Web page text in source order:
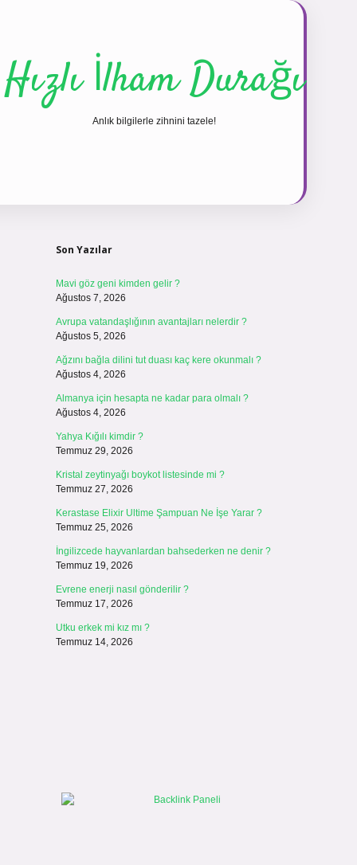
Hızlı İlham Durağı
Anlık bilgilerle zihnini tazele!
Son Yazılar
Mavi göz geni kimden gelir ?
Ağustos 7, 2026
Avrupa vatandaşlığının avantajları nelerdir ?
Ağustos 5, 2026
Ağzını bağla dilini tut duası kaç kere okunmalı ?
Ağustos 4, 2026
Almanya için hesapta ne kadar para olmalı ?
Ağustos 4, 2026
Yahya Kığılı kimdir ?
Temmuz 29, 2026
Kristal zeytinyağı boykot listesinde mi ?
Temmuz 27, 2026
Kerastase Elixir Ultime Şampuan Ne İşe Yarar ?
Temmuz 25, 2026
İngilizcede hayvanlardan bahsederken ne denir ?
Temmuz 19, 2026
Evrene enerji nasıl gönderilir ?
Temmuz 17, 2026
Utku erkek mi kız mı ?
Temmuz 14, 2026